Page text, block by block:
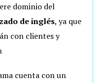
dominio del
de inglés, ya que
con clientes y
cuenta con un